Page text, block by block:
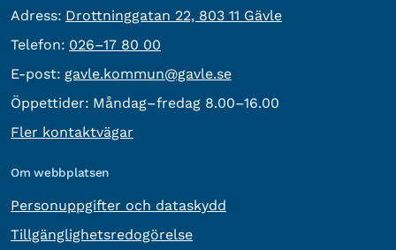
Adress: besöksadress:
Drottninggatan 22, 803 11 Gävle
Telefon: Telefon:
026–17 80 00
E-post: E-post:
gavle.kommun@gavle.se
Öppettider: Måndag–fredag 8.00–16.00
Fler kontaktvägar
Om webbplatsen
Personuppgifter och dataskydd
Tillgänglighetsredogörelse